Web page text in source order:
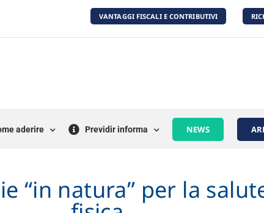
VANTAGGI FISCALI E CONTRIBUTIVI
aderire Previdir informa NEWS
“in natura” per la